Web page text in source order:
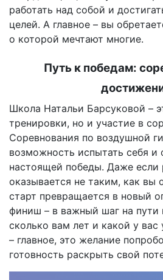
работать над собой и
целей. А главное – вы
о которой мечтают многие.
Путь к победам:
Школа Натальи Барсуковой –
тренировки, но и участие в
Соревнования по воздушной
возможность испытать себя и
настоящей победы. Даже если
оказывается не таким, как
старт превращается в новый
финиш – в важный шаг на пути
сколько вам лет и какой у вас
– главное, это желание
готовность раскрыть свой